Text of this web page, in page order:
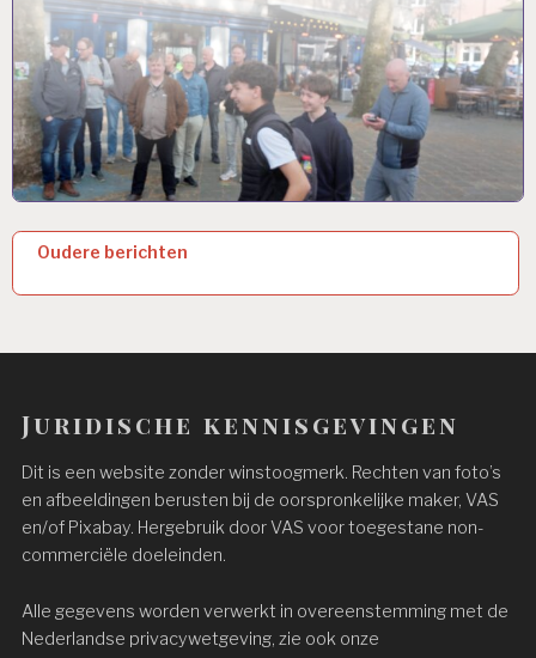
Berichtennavigatie
Oudere berichten
Juridische kennisgevingen
Dit is een website zonder winstoogmerk. Rechten van foto’s
en afbeeldingen berusten bij de oorspronkelijke maker, VAS
en/of Pixabay. Hergebruik door VAS voor toegestane non-
commerciële doeleinden.
Alle gegevens worden verwerkt in overeenstemming met de
Nederlandse privacywetgeving, zie ook onze